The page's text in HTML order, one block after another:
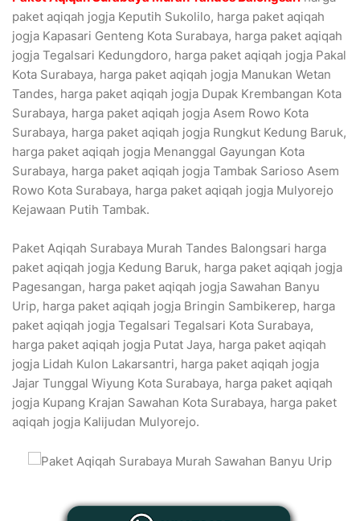
paket aqiqah jogja Keputih Sukolilo, harga paket aqiqah
jogja Kapasari Genteng Kota Surabaya, harga paket aqiqah
jogja Tegalsari Kedungdoro, harga paket aqiqah jogja Pakal
Kota Surabaya, harga paket aqiqah jogja Manukan Wetan
Tandes, harga paket aqiqah jogja Dupak Krembangan Kota
Surabaya, harga paket aqiqah jogja Asem Rowo Kota
Surabaya, harga paket aqiqah jogja Rungkut Kedung Baruk,
harga paket aqiqah jogja Menanggal Gayungan Kota
Surabaya, harga paket aqiqah jogja Tambak Sarioso Asem
Rowo Kota Surabaya, harga paket aqiqah jogja Mulyorejo
Kejawaan Putih Tambak.
Paket Aqiqah Surabaya Murah Tandes Balongsari harga
paket aqiqah jogja Kedung Baruk, harga paket aqiqah jogja
Pagesangan, harga paket aqiqah jogja Sawahan Banyu
Urip, harga paket aqiqah jogja Bringin Sambikerep, harga
paket aqiqah jogja Tegalsari Tegalsari Kota Surabaya,
harga paket aqiqah jogja Putat Jaya, harga paket aqiqah
jogja Lidah Kulon Lakarsantri, harga paket aqiqah jogja
Jajar Tunggal Wiyung Kota Surabaya, harga paket aqiqah
jogja Kupang Krajan Sawahan Kota Surabaya, harga paket
aqiqah jogja Kalijudan Mulyorejo.